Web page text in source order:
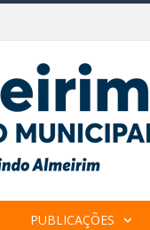
PUBLICAÇÕES